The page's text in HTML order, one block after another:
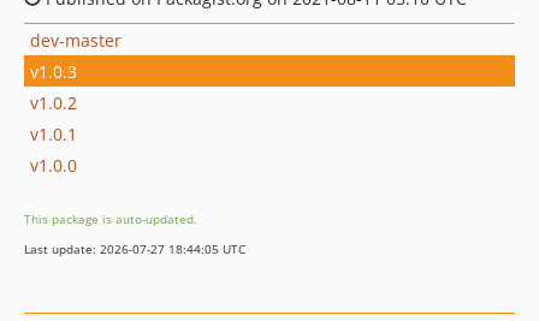
dev-master
v1.0.3
v1.0.2
v1.0.1
v1.0.0
This package is auto-updated.
Last update: 2026-07-27 18:44:05 UTC